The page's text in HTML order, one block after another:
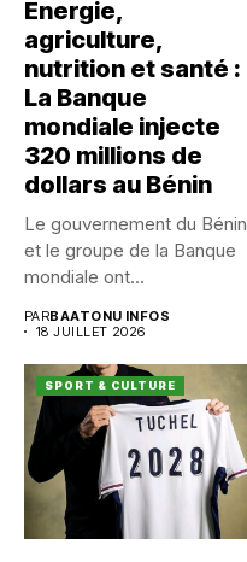
Énergie,
agriculture,
nutrition et santé :
La Banque
mondiale injecte
320 millions de
dollars au Bénin
Le gouvernement du Bénin
et le groupe de la Banque
mondiale ont...
PARBAATONU INFOS
18 JUILLET 2026
SPORT & CULTURE